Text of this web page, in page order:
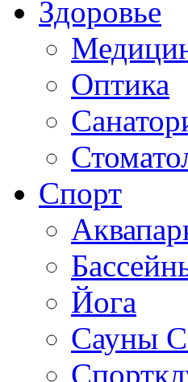
Здоровье
Оптика
Спорт
Йога
Сауны